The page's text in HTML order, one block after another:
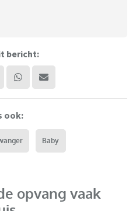
bericht:
ook:
Baby
opvang vaak